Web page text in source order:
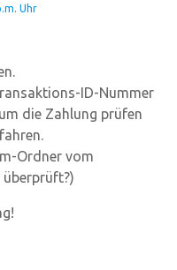
Uhr
ID-Nummer
die Zahlung prüfen
Ordner vom
überprüft?)